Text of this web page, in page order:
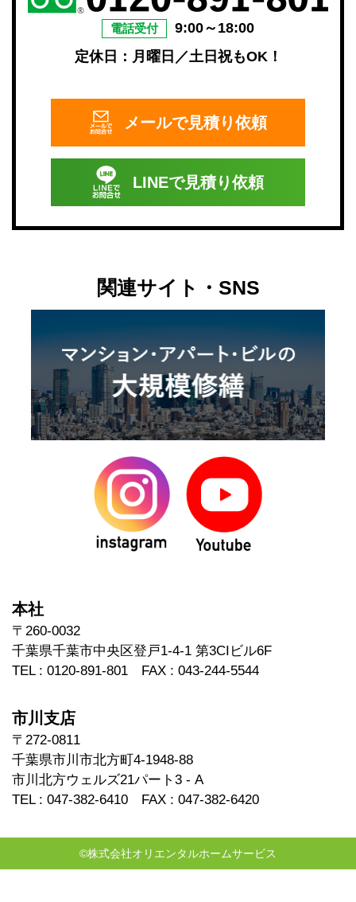
電話受付
9:00～18:00
定休日：月曜日／土日祝もOK！
メールで見積り依頼
LINEで見積り依頼
関連サイト・SNS
本社
〒260-0032
千葉県千葉市中央区登戸1-4-1 第3CIビル6F
TEL : 0120-891-801 FAX : 043-244-5544
市川支店
〒272-0811
千葉県市川市北方町4-1948-88
市川北方ウェルズ21パート3 - A
TEL : 047-382-6410 FAX : 047-382-6420
©株式会社オリエンタルホームサービス